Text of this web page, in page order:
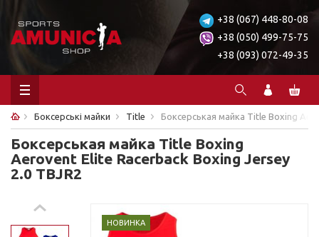
+38 (067) 448-80-08
+38 (050) 499-75-75
+38 (093) 072-49-35
Боксерські майки Title Боксерськая майка Title Boxing
Боксерськая майка Title Boxing
Aerovent Elite Racerback Boxing Jersey
2.0 TBJR2
НОВИНКА